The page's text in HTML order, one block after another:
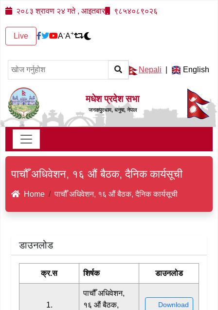
२०८३ श्रावण २४ गते , आइतबार ९८५४०८९०२६
Live A-A+
Nepali English
मधेश प्रदेश सभा
जनकपुरधाम, धनुषा, नेपाल
पाचौँ अधिवेशन, १६ औं बैठक, दैनिक कार्यसूची
Home पाचौँ अधिवेशन, १६ औं बैठक, दैनिक कार्यसूची
डाउनलोड
क्र.स शिर्षक डाउनलोड
1.
पाचौँ अधिवेशन,
१६ औं बैठक,
Download